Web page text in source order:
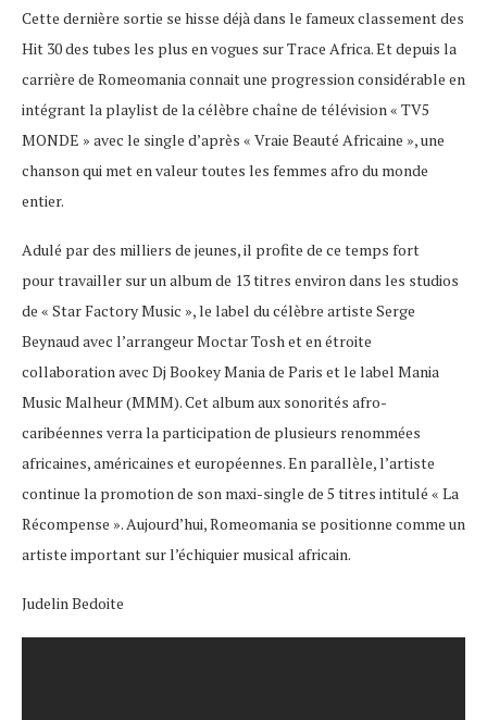
Cette dernière sortie se hisse déjà dans le fameux classement des
Hit 30 des tubes les plus en vogues sur Trace Africa. Et depuis la
carrière de Romeomania connait une progression considérable en
intégrant la playlist de la célèbre chaîne de télévision « TV5
MONDE » avec le single d’après « Vraie Beauté Africaine », une
chanson qui met en valeur toutes les femmes afro du monde
entier.
Adulé par des milliers de jeunes, il profite de ce temps fort
pour travailler sur un album de 13 titres environ dans les studios
de « Star Factory Music », le label du célèbre artiste Serge
Beynaud avec l’arrangeur Moctar Tosh et en étroite
collaboration avec Dj Bookey Mania de Paris et le label Mania
Music Malheur (MMM). Cet album aux sonorités afro-
caribéennes verra la participation de plusieurs renommées
africaines, américaines et européennes. En parallèle, l’artiste
continue la promotion de son maxi-single de 5 titres intitulé « La
Récompense ». Aujourd’hui, Romeomania se positionne comme un
artiste important sur l’échiquier musical africain.
Judelin Bedoite